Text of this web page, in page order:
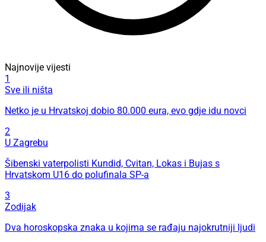
Najnovije vijesti
1
Sve ili ništa
Netko je u Hrvatskoj dobio 80.000 eura, evo gdje idu novci
2
U Zagrebu
Šibenski vaterpolisti Kundid, Cvitan, Lokas i Bujas s
Hrvatskom U16 do polufinala SP-a
3
Zodijak
Dva horoskopska znaka u kojima se rađaju najokrutniji ljudi